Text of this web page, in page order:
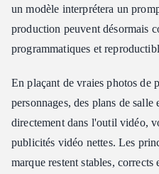
un modèle interprétera un
production peuvent désormais
programmatiques et
En plaçant de vraies photos de
personnages, des plans de salle
directement dans l'outil vidéo,
publicités vidéo nettes. Les
marque restent stables,